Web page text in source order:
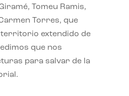
Tomeu Ramis,
Torres, que
territorio extendido de
que nos
para salvar de la